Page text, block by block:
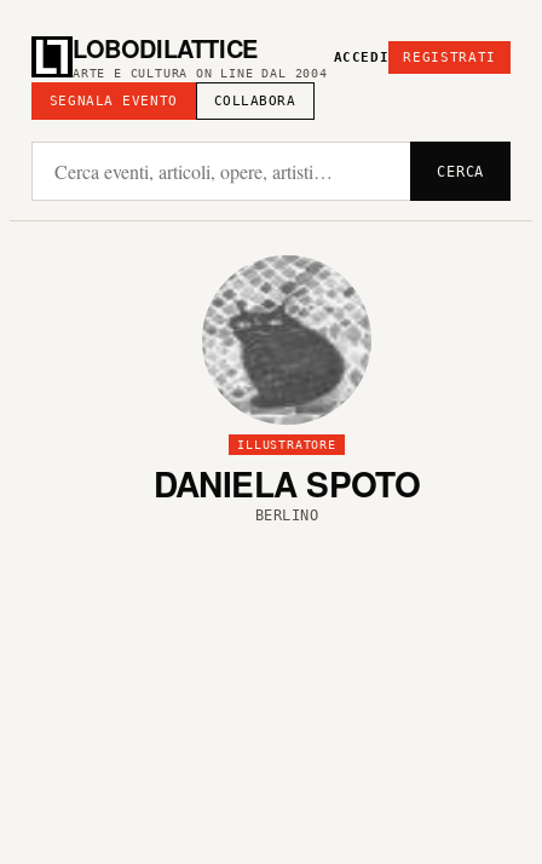
LOBODILATTICE
ARTE E CULTURA ON LINE DAL 2004
SEGNALA EVENTO COLLABORA
ACCEDI REGISTRATI
CERCA
ILLUSTRATORE
DANIELA SPOTO
BERLINO